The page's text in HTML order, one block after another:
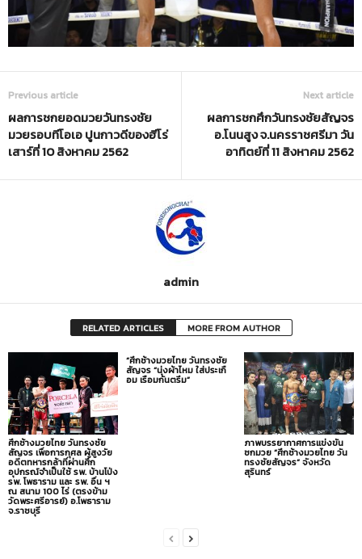
Previous article
ผลการชกยอดมวยวันทรงชัย
มวยรอบทีโอเอ ปูนกาวดีของฮีโร่
เสาร์ที่ 10 สิงหาคม 2562
Next article
ผลการชกศึกวันทรงชัยสัญจร
อ.โนนสูง จ.นครราชศรีมา วัน
อาทิตย์ที่ 11 สิงหาคม 2562
admin
RELATED ARTICLES MORE FROM AUTHOR
ศึกช้างมวยไทย วันทรงชัย
สัญจร เพื่อการกุศล ผู้สูงวัย
อดีตทหารกล้าที่ผ่านศึก
อุปกรณ์จำเป็นใช้ รพ. บ้านโป่ง
รพ. โพธาราม และ รพ. อื่น ฯ
ณ สนาม 100 ไร่ (ตรงข้าม
วัดพระศรีอารย์) อ.โพธาราม
จ.ราชบุรี
“ศึกช้างมวยไทย วันทรงชัย
สัญจร “นุ่งผ้าไหม ใส่ประเกื
อม เรือมกันตรึม”
ภาพบรรยากาศการแข่งขัน
ชกมวย “ศึกช้างมวยไทย วัน
ทรงชัยสัญจร” จังหวัด
สุรินทร์